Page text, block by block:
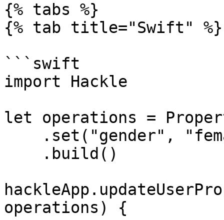
{% tabs %}
{% tab title="Swift" %}
```swift
import Hackle
let operations =
operations) {